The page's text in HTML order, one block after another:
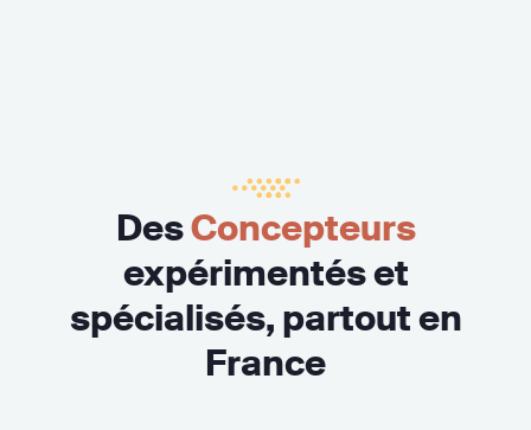
DesConcepteurs
expérimentés et
spécialisés, partout en
France